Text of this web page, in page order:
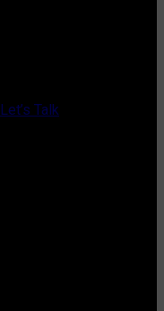
Let’s Talk